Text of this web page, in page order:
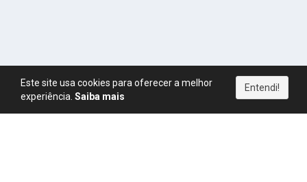
Este site usa cookies para oferecer a melhor
experiência. Saiba mais
Entendi!